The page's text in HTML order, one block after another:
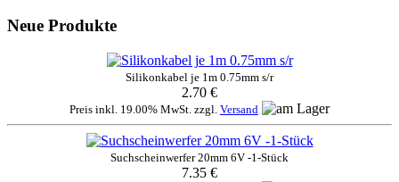
Neue Produkte
Silikonkabel je 1m 0.75mm s/r
2.70 €
Preis inkl. 19.00% MwSt. zzgl. Versand
Suchscheinwerfer 20mm 6V -1-Stück
7.35 €